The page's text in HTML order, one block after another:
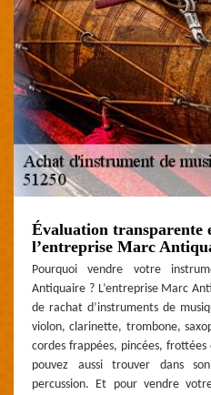
Évaluation transparente
l’entreprise Marc
Pourquoi vendre votre
Antiquaire ? L’entreprise Marc
de rachat d’instruments de
violon, clarinette, trombone,
cordes frappées, pincées,
pouvez aussi trouver dans
percussion. Et pour vendre